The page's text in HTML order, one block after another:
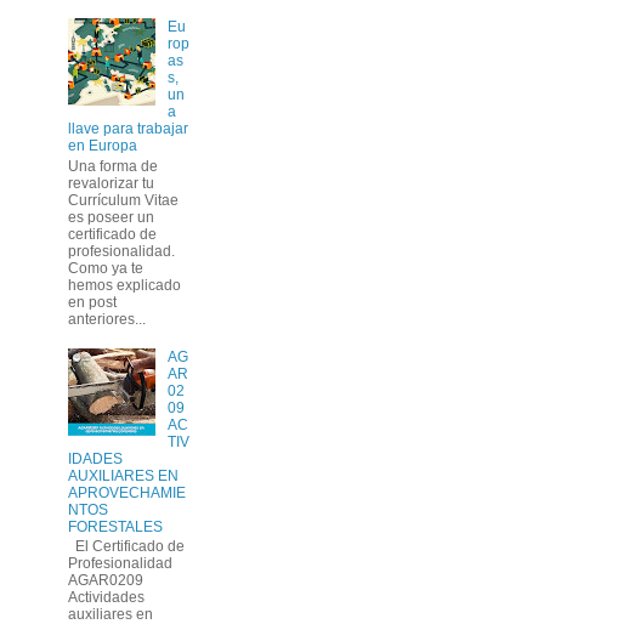
Eu
rop
as
s,
un
a
llave para trabajar
en Europa
Una forma de
revalorizar tu
Currículum Vitae
es poseer un
certificado de
profesionalidad.
Como ya te
hemos explicado
en post
anteriores...
AG
AR
02
09
AC
TIV
IDADES
AUXILIARES EN
APROVECHAMIE
NTOS
FORESTALES
El Certificado de
Profesionalidad
AGAR0209
Actividades
auxiliares en